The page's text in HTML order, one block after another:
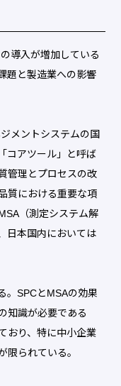
導入が増加している
題と製造業への影響
メントシステムの国
コアツール」と呼ば
管理とプロセスの改
質における重要な項
（測定システム解
日本国内においては
。SPCとMSAの効果
知識が必要である
おり、特に中小企業
限られている。